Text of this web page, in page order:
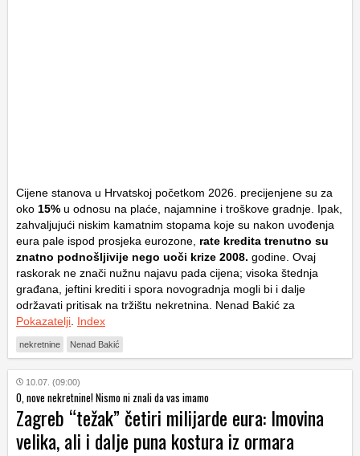
Cijene stanova u Hrvatskoj početkom 2026. precijenjene su za
oko 15% u odnosu na plaće, najamnine i troškove gradnje. Ipak,
zahvaljujući niskim kamatnim stopama koje su nakon uvođenja
eura pale ispod prosjeka eurozone, rate kredita trenutno su
znatno podnošljivije nego uoči krize 2008. godine. Ovaj
raskorak ne znači nužnu najavu pada cijena; visoka štednja
građana, jeftini krediti i spora novogradnja mogli bi i dalje
održavati pritisak na tržištu nekretnina. Nenad Bakić za
Pokazatelji Index
nekretnine Nenad Bakić
10.07. (09:00)
O, nove nekretnine! Nismo ni znali da vas imamo
Zagreb “težak” četiri milijarde eura: Imovina
velika, ali i dalje puna kostura iz ormara